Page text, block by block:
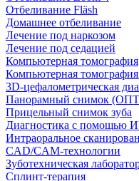
Отбеливание Fläsh
Домашнее отбеливание
Лечение под наркозом
Лечение под седацией
Компьютерная томография
Компьютерная томография
3D-цефалометрическая
Панорамный снимок
Прицельный снимок зуба
Диагностика с помощью
Интраоральное
CAD/CAM-технологии
Зуботехническая
Сплинт-терапия